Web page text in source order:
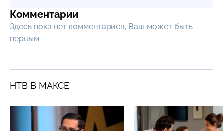
Комментарии
Здесь пока нет комментариев, Ваш может быть
первым.
НТВ В МАКСЕ